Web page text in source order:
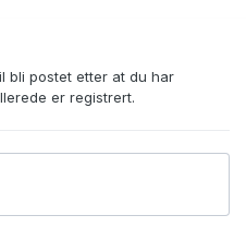
bli postet etter at du har
er registrert.